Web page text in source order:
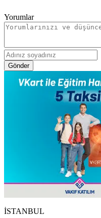
Yorumlar
Gönder
İSTANBUL